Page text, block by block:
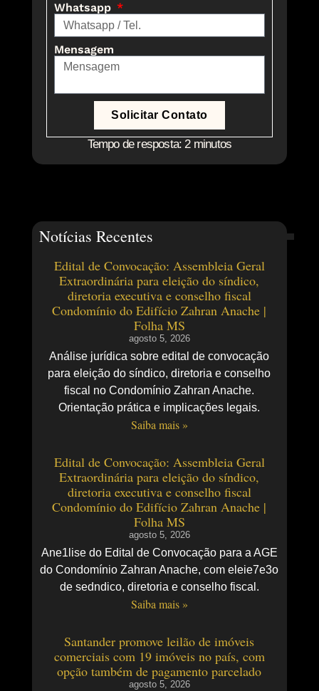
Whatsapp
Mensagem
Solicitar Contato
Tempo de resposta: 2 minutos
Notícias Recentes
Edital de Convocação: Assembleia Geral
Extraordinária para eleição do síndico,
diretoria executiva e conselho fiscal
Condomínio do Edifício Zahran Anache |
Folha MS
agosto 5, 2026
Análise jurídica sobre edital de convocação
para eleição do síndico, diretoria e conselho
fiscal no Condomínio Zahran Anache.
Orientação prática e implicações legais.
Saiba mais »
Edital de Convocação: Assembleia Geral
Extraordinária para eleição do síndico,
diretoria executiva e conselho fiscal
Condomínio do Edifício Zahran Anache |
Folha MS
agosto 5, 2026
Ane1lise do Edital de Convocação para a AGE
do Condomínio Zahran Anache, com eleie7e3o
de sedndico, diretoria e conselho fiscal.
Saiba mais »
Santander promove leilão de imóveis
comerciais com 19 imóveis no país, com
opção também de pagamento parcelado
agosto 5, 2026